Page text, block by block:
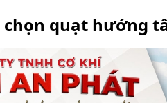
quạt hướng